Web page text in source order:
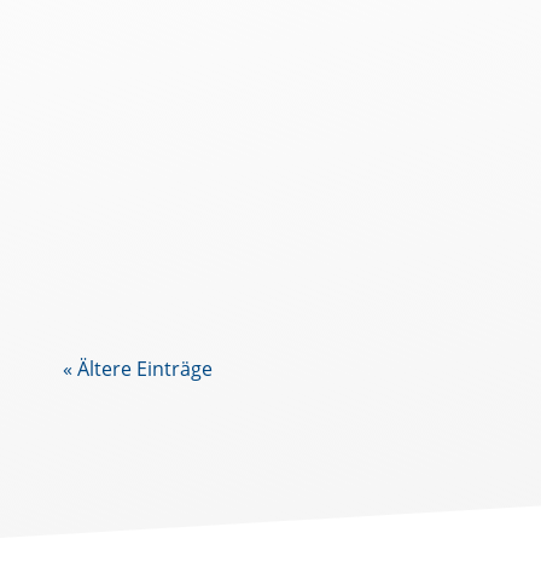
« Ältere Einträge